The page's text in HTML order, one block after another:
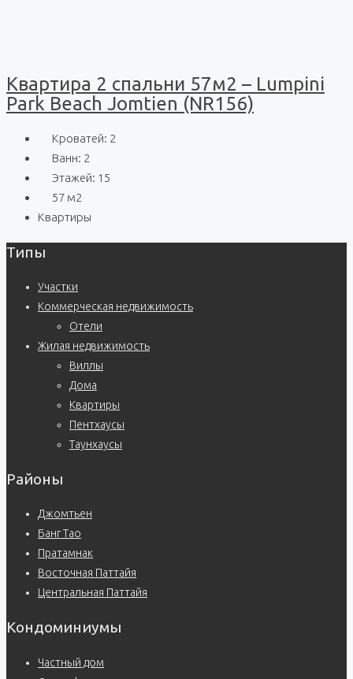
Квартира 2 спальни 57м2 – Lumpini
Park Beach Jomtien (NR156)
Кроватей: 2
Ванн: 2
Этажей: 15
57 м2
Квартиры
Типы
Участки
Коммерческая недвижимость
Отели
Жилая недвижимость
Виллы
Дома
Квартиры
Пентхаусы
Таунхаусы
Районы
Джомтьен
Банг Тао
Пратамнак
Восточная Паттайя
Центральная Паттайя
Кондоминиумы
Частный дом